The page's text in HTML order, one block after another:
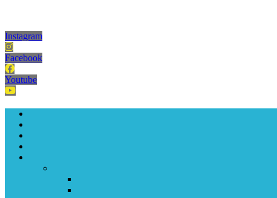
Instagram
Facebook
Youtube